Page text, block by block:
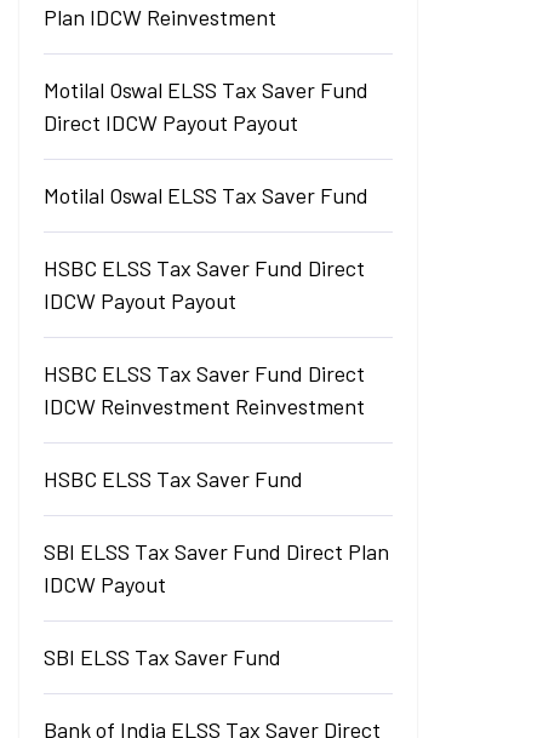
Plan IDCW Reinvestment
Motilal Oswal ELSS Tax Saver Fund
Direct IDCW Payout Payout
Motilal Oswal ELSS Tax Saver Fund
HSBC ELSS Tax Saver Fund Direct
IDCW Payout Payout
HSBC ELSS Tax Saver Fund Direct
IDCW Reinvestment Reinvestment
HSBC ELSS Tax Saver Fund
SBI ELSS Tax Saver Fund Direct Plan
IDCW Payout
SBI ELSS Tax Saver Fund
Bank of India ELSS Tax Saver Direct